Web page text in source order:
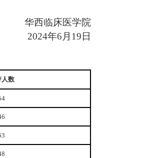
华西临床医学院
2024年6 月 19 日
人数